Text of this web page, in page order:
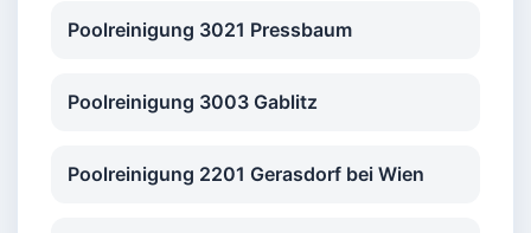
Poolreinigung 3021 Pressbaum
Poolreinigung 3003 Gablitz
Poolreinigung 2201 Gerasdorf bei Wien